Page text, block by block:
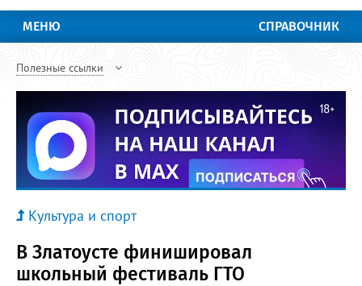
МЕНЮ СПРАВОЧНИК
Полезные ссылки
Культура и спорт
В Златоусте финишировал
школьный фестиваль ГТО